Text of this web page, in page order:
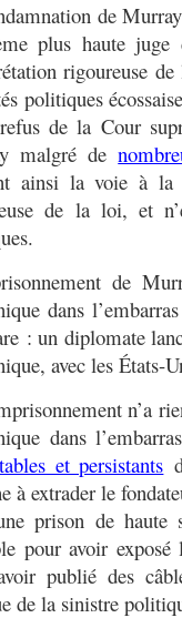
de
plus haute juge
rigoureuse
politiques
de la Cour
malgré de
ainsi la voie à la
de la loi, et
de
dans
: un diplomate
avec les États-
n’a
dans
et persistants
à extrader le
prison de haute
pour avoir
publié des
de la sinistre